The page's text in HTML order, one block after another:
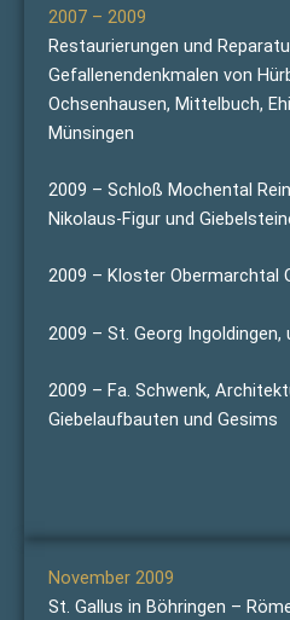
2007 – 2009
Restaurierungen und
Gefallenendenkmalen von
Ochsenhausen, Mittelbuch,
Münsingen
2009 – Schloß Mochental
Nikolaus-Figur und
2009 – Kloster Obermarchtal
2009 – St. Georg
2009 – Fa. Schwenk,
Giebelaufbauten und Gesims
November 2009
St. Gallus in Böhringen –